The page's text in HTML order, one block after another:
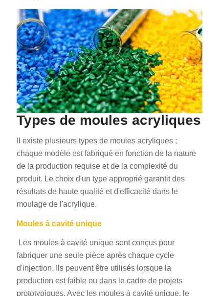
Types de moules acryliques
Il existe plusieurs types de moules acryliques ;
chaque modèle est fabriqué en fonction de la nature
de la production requise et de la complexité du
produit. Le choix d'un type approprié garantit des
résultats de haute qualité et d'efficacité dans le
moulage de l'acrylique.
Moules à cavité unique
Les moules à cavité unique sont conçus pour
fabriquer une seule pièce après chaque cycle
d'injection. Ils peuvent être utilisés lorsque la
production est faible ou dans le cadre de projets
prototypiques. Avec les moules à cavité unique, le